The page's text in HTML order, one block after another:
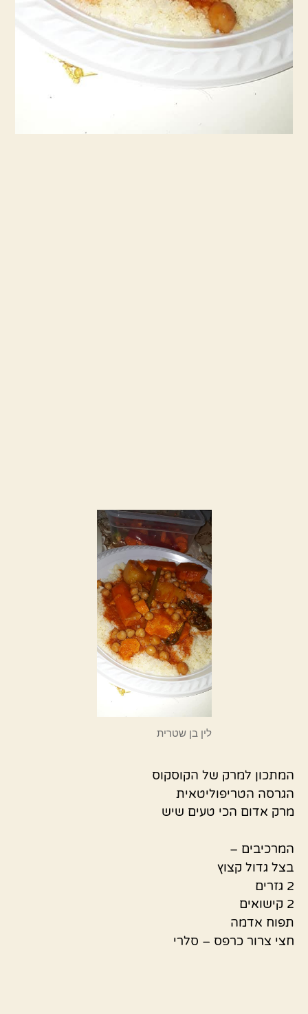
לין בן שטרית
המתכון למרק של הקוסקוס
הגרסה הטריפוליטאית
מרק אדום הכי טעים שיש
המרכיבים –
בצל גדול קצוץ
2 גזרים
2 קישואים
תפוח אדמה
חצי צרור כרפס – סלרי